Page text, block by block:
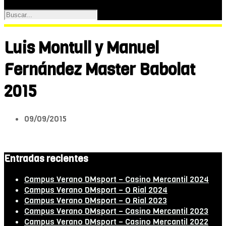
Luis Montull y Manuel
Fernández Master Babolat
2015
09/09/2015
Entradas recientes
Campus Verano DMsport – Casino Mercantil 2024
Campus Verano DMsport – O Rial 2024
Campus Verano DMsport – O Rial 2023
Campus Verano DMsport – Casino Mercantil 2023
Campus Verano DMsport – Casino Mercantil 2022